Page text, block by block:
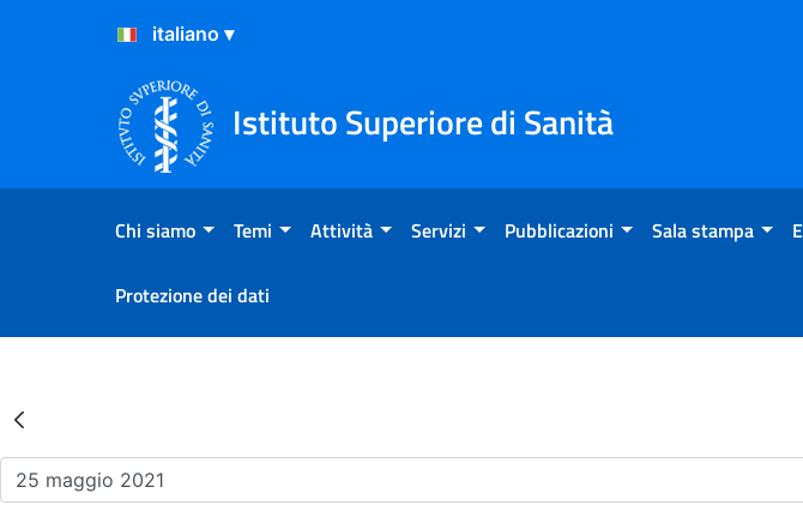
Salta al Contenuto
Salta al Footer
Istituto Superiore di Sanità
Chi siamo Temi Attività Servizi Pubblicazioni Sala stampa
Protezione dei dati
Risultati della Ricerca - Eventi